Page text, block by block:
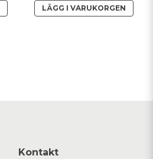
LÄGG I VARUKORGEN
Kontakt